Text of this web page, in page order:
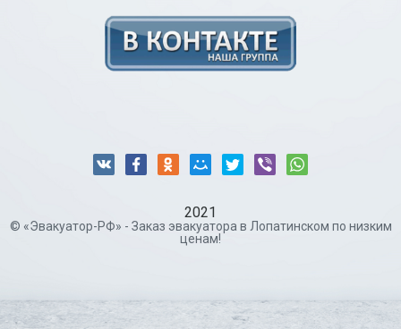
2021
© «Эвакуатор-РФ» - Заказ эвакуатора в Лопатинском по низким
ценам!